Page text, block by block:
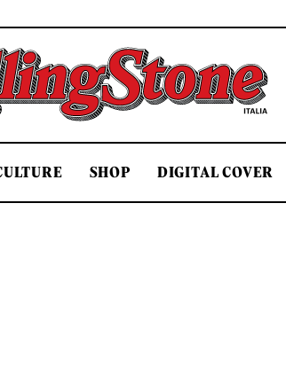
Rolling Stone Italia
SHOP DIGITAL COVER